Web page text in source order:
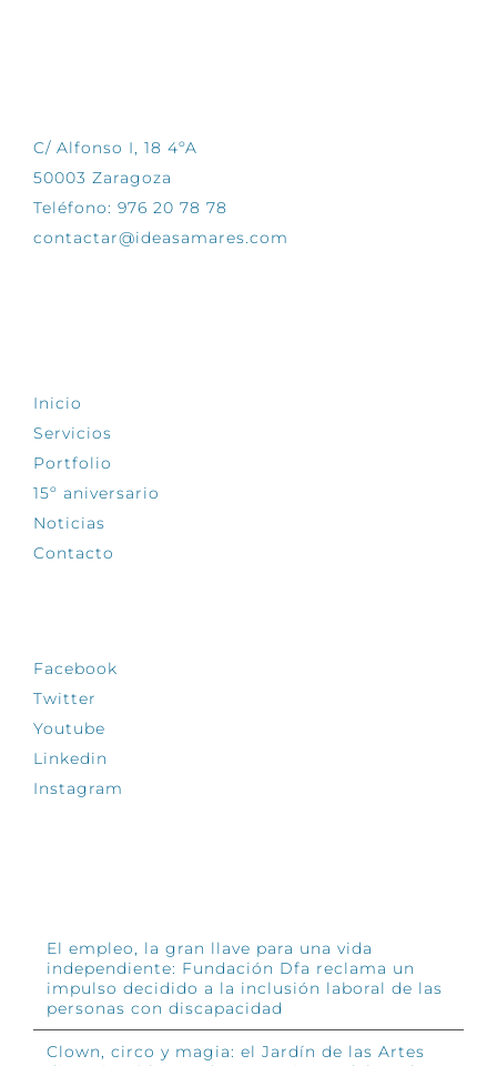
C/ Alfonso I, 18 4ºA
50003 Zaragoza
Teléfono: 976 20 78 78
contactar@ideasamares.com
Inicio
Servicios
Portfolio
15º aniversario
Noticias
Contacto
Facebook
Twitter
Youtube
Linkedin
Instagram
El empleo, la gran llave para una vida
independiente: Fundación Dfa reclama un
impulso decidido a la inclusión laboral de las
personas con discapacidad
Clown, circo y magia: el Jardín de las Artes